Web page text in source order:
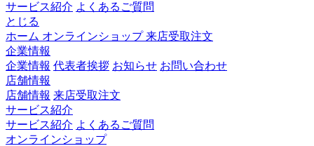
サービス紹介 よくあるご質問
とじる
ホーム オンラインショップ来店受取注文
企業情報
企業情報 代表者挨拶 お知らせ お問い合わせ
店舗情報
店舗情報 来店受取注文
サービス紹介
サービス紹介 よくあるご質問
オンラインショップ